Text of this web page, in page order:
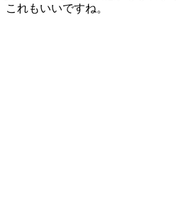
れもいいですね。